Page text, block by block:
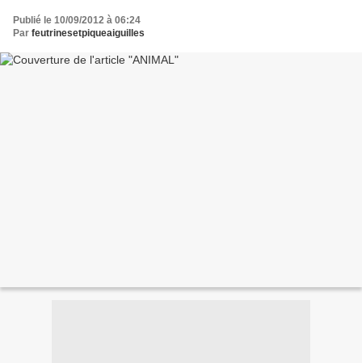
Publié le 10/09/2012 à 06:24
Par feutrinesetpiqueaiguilles